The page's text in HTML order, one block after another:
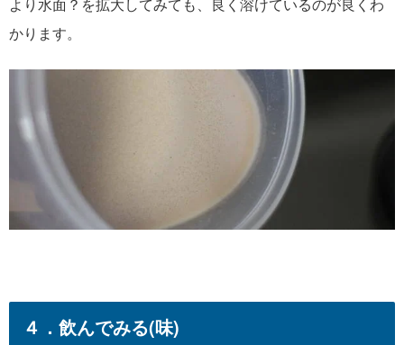
かります。
４．飲んでみる(味)